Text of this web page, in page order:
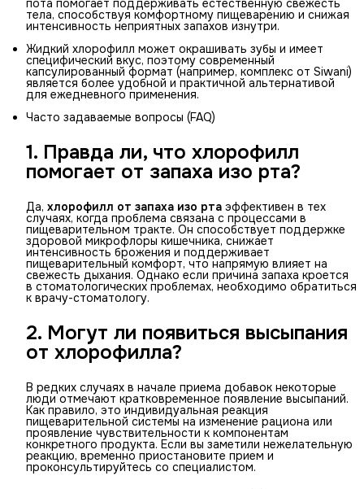
пота помогает поддерживать естественную свежесть
тела, способствуя комфортному пищеварению и снижая
интенсивность неприятных запахов изнутри.
Жидкий хлорофилл может окрашивать зубы и имеет
специфический вкус, поэтому современный
капсулированный формат (например, комплекс от Siwani)
является более удобной и практичной альтернативой
для ежедневного применения.
Часто задаваемые вопросы (FAQ)
1. Правда ли, что хлорофилл
помогает от запаха изо рта?
Да, хлорофилл от запаха изо рта эффективен в тех
случаях, когда проблема связана с процессами в
пищеварительном тракте. Он способствует поддержке
здоровой микрофлоры кишечника, снижает
интенсивность брожения и поддерживает
пищеварительный комфорт, что напрямую влияет на
свежесть дыхания. Однако если причина запаха кроется
в стоматологических проблемах, необходимо обратиться
к врачу-стоматологу.
2. Могут ли появиться высыпания
от хлорофилла?
В редких случаях в начале приема добавок некоторые
люди отмечают кратковременное появление высыпаний.
Как правило, это индивидуальная реакция
пищеварительной системы на изменение рациона или
проявление чувствительности к компонентам
конкретного продукта. Если вы заметили нежелательную
реакцию, временно приостановите прием и
проконсультируйтесь со специалистом.